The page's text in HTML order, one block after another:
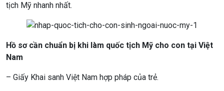
tịch Mỹ nhanh nhất.
Hồ sơ cần chuẩn bị khi làm quốc tịch Mỹ cho con tại Việt
Nam
– Giấy Khai sanh Việt Nam hợp pháp của trẻ.